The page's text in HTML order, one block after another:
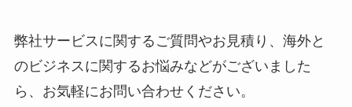
弊社サービスに関するご質問やお見積り、海外と
のビジネスに関するお悩みなどがございました
ら、お気軽にお問い合わせください。